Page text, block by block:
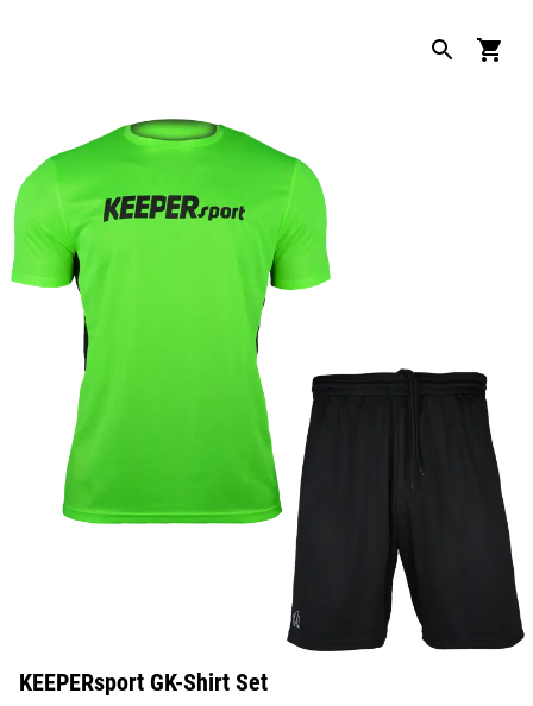
KEEPERsport GK-Shirt Set